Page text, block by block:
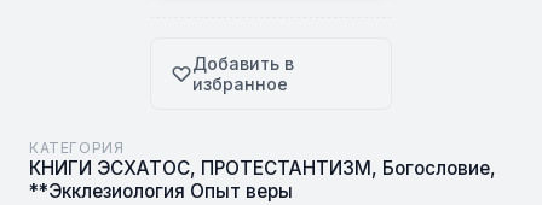
Добавить в
избранное
КАТЕГОРИЯ
КНИГИ ЭСХАТОС, ПРОТЕСТАНТИЗМ , Богословие,
**Экклезиология Опыт веры